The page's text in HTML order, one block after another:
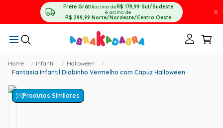
Frete Grátisacima deR$ 179,99 Sul/Sudeste
e acima de
R$ 299,99 Norte/Nordeste/Centro Oeste
X
Infantil
Halloween
Fantasia Infantil Diabinho Vermelho com Capuz Halloween
Produtos Similares